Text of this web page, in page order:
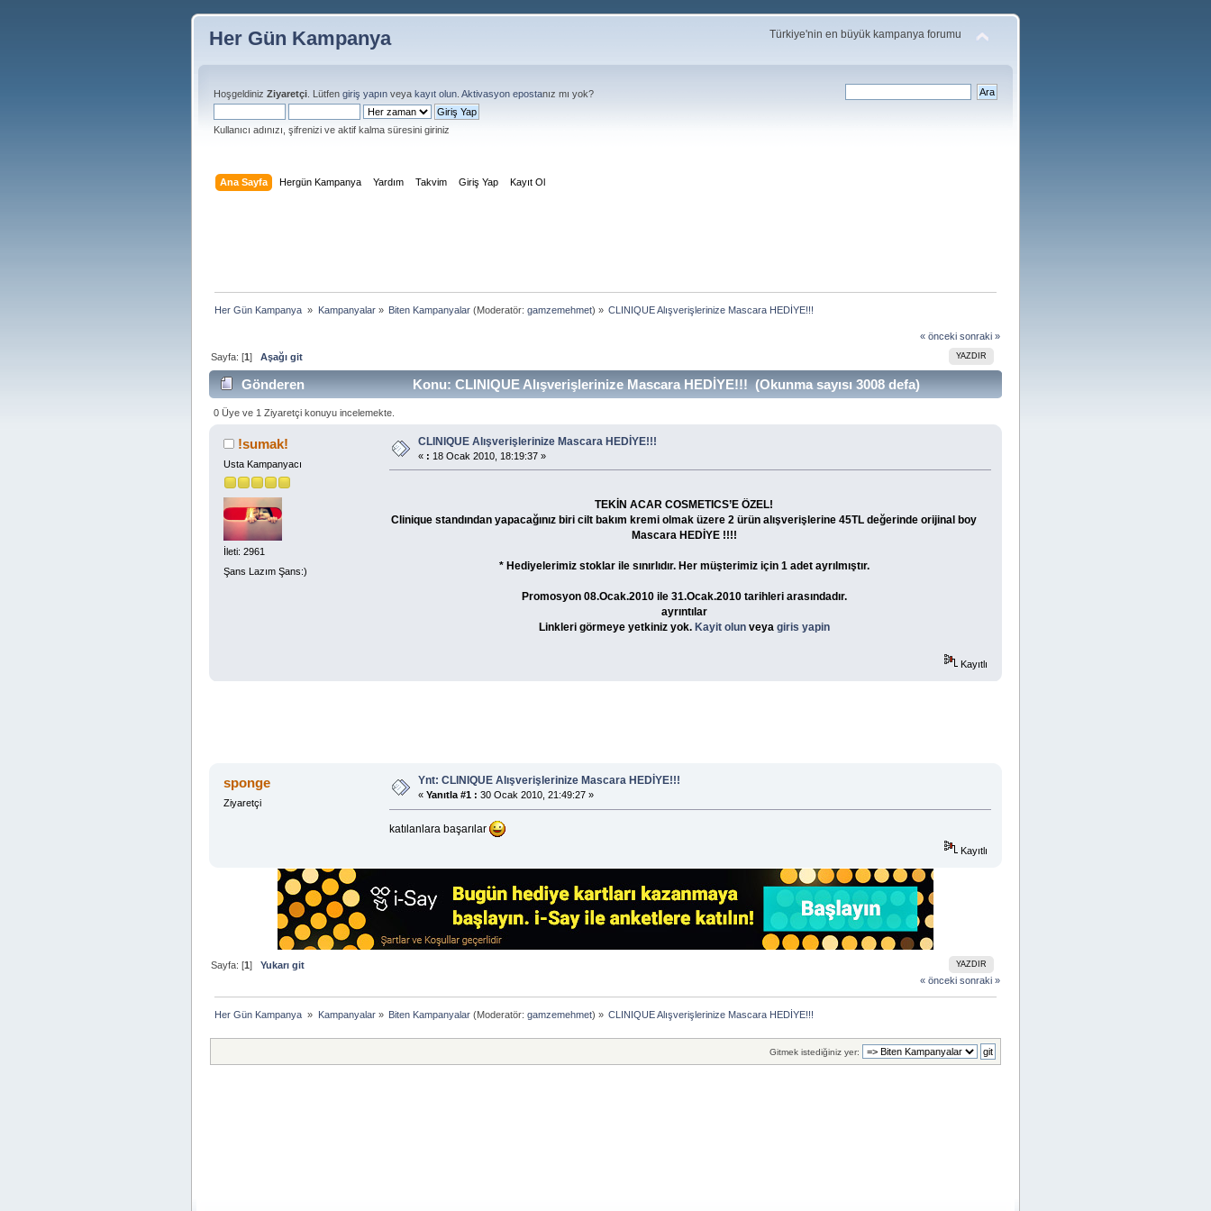
Her Gün Kampanya Türkiye'nin en büyük kampanya forumu
Hoşgeldiniz Ziyaretçi . Lütfen giriş yapın veya kayıt olun Aktivasyon epostanız mı yok?
Kullanıcı adınızı, şifrenizi ve aktif kalma süresini giriniz
Ana Sayfa Hergün Kampanya Yardım Takvim Giriş Yap Kayıt Ol
Her Gün Kampanya » Kampanyalar» Biten Kampanyalar(Moderatör: gamzemehmet) » CLINIQUE Alışverişlerinize Mascara HEDİYE!!!
« önceki sonraki »
YAZDIR
Sayfa: [1]Aşağı git
Gönderen Konu: CLINIQUE Alışverişlerinize Mascara HEDİYE!!! (Okunma sayısı 3008 defa)
0 Üye ve 1 Ziyaretçi konuyu incelemekte.
!sumak!
Usta Kampanyacı
İleti: 2961
Şans Lazım Şans:)
CLINIQUE Alışverişlerinize Mascara HEDİYE!!!
« : 18 Ocak 2010, 18:19:37 »
TEKİN ACAR COSMETICS’E ÖZEL!
Clinique standından yapacağınız biri cilt bakım kremi olmak üzere 2 ürün alışverişlerine 45TL değerinde orijinal boy
Mascara HEDİYE !!!!
* Hediyelerimiz stoklar ile sınırlıdır. Her müşterimiz için 1 adet ayrılmıştır.
Promosyon 08.Ocak.2010 ile 31.Ocak.2010 tarihleri arasındadır.
ayrıntılar
Linkleri görmeye yetkiniz yok. Kayit olunveya giris yapin
Kayıtlı
sponge
Ziyaretçi
Ynt: CLINIQUE Alışverişlerinize Mascara HEDİYE!!!
« Yanıtla #1 : 30 Ocak 2010, 21:49:27 »
katılanlara başarılar
Kayıtlı
YAZDIR
Sayfa: [1]Yukarı git
« önceki sonraki »
Her Gün Kampanya » Kampanyalar» Biten Kampanyalar(Moderatör: gamzemehmet) » CLINIQUE Alışverişlerinize Mascara HEDİYE!!!
Gitmek istediğiniz yer: